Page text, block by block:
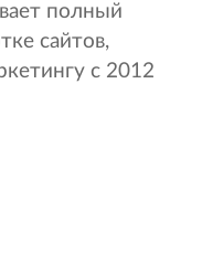
полный
сайтов,
с 2012
клиентам
его